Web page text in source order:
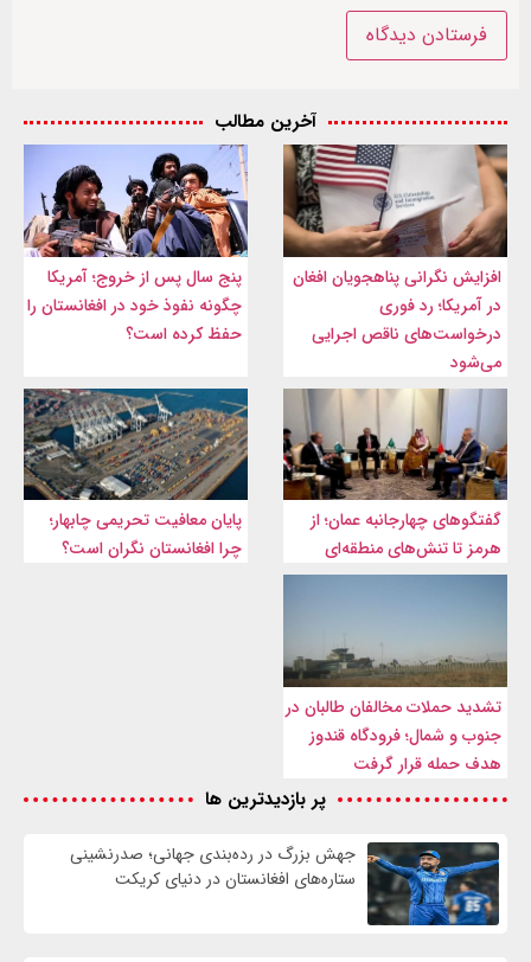
آخرین مطالب
افزایش نگرانی پناهجویان افغان
در آمریکا؛ رد فوری
درخواست‌های ناقص اجرایی
می‌شود
پنج سال پس از خروج؛ آمریکا
چگونه نفوذ خود در افغانستان را
حفظ کرده است؟
گفتگوهای چهارجانبه عمان؛ از
هرمز تا تنش‌های منطقه‌ای
پایان معافیت تحریمی‌ چابهار؛
چرا افغانستان نگران است؟
تشدید حملات مخالفان طالبان در
جنوب و شمال؛ فرودگاه قندوز
هدف حمله قرار گرفت
پر بازدیدترین ها
جهش بزرگ در رده‌بندی جهانی؛ صدرنشینی
ستاره‌های افغانستان در دنیای کریکت